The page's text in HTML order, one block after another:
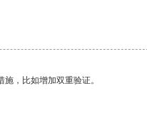
，比如增加双重验证。